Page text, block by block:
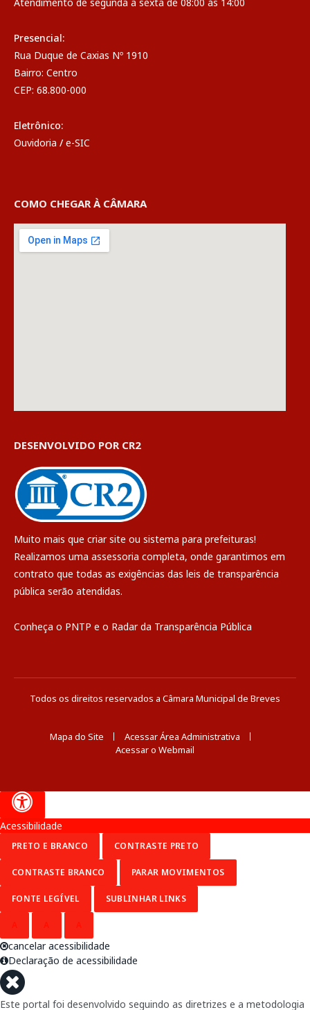
Atendimento de segunda a sexta de 08:00 às 14:00
Presencial:
Rua Duque de Caxias Nº 1910
Bairro: Centro
CEP: 68.800-000
Eletrônico:
Ouvidoria / e-SIC
COMO CHEGAR À CÂMARA
DESENVOLVIDO POR CR2
Muito mais que criar site ou sistema para prefeituras!
Realizamos uma assessoria completa, onde garantimos em
contrato que todas as exigências das leis de transparência
pública serão atendidas.
Conheça o PNTP e o Radar da Transparência Pública
Todos os direitos reservados a Câmara Municipal de Breves
Mapa do Site
Acessar Área Administrativa
Acessar o Webmail
Acessibilidade
PRETO E BRANCO CONTRASTE PRETO
CONTRASTE BRANCO PARAR MOVIMENTOS
FONTE LEGÍVEL SUBLINHAR LINKS
cancelar acessibilidade
Declaração de acessibilidade
Este portal foi desenvolvido seguindo as diretrizes e a metodologia